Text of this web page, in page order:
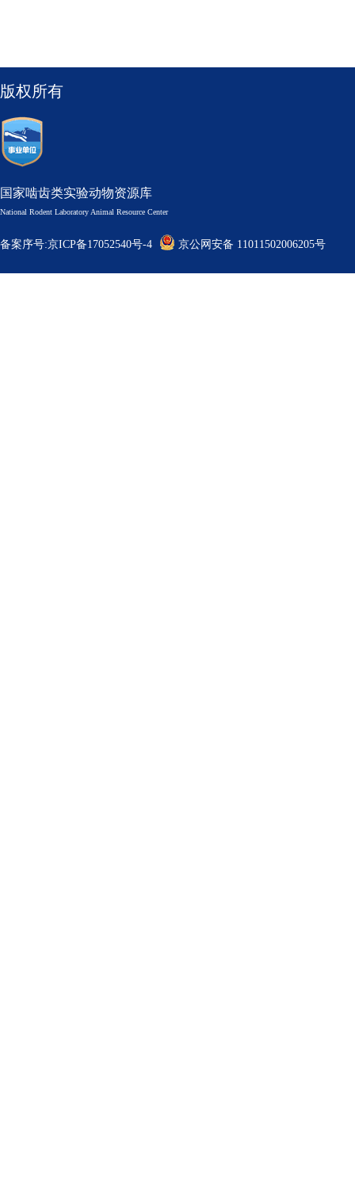
版权所有
国家啮齿类实验动物资源库
National Rodent Laboratory Animal Resource Center
备案序号:京ICP备17052540号-4 京公网安备 11011502006205号